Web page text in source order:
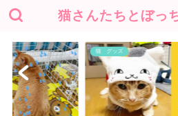
猫さんたちとぼっ
猫 グッズ